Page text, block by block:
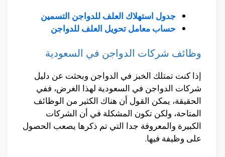
جدول استهلاك العلف للدواجن التسمين
حساب معامل تحويل العلف للدواجن
وظائف شركات الدواجن في السعودية
إذا كنت تمتلك الخبز في الدواجن وبحثت عن دليل
شركات الدواجن في السعودية لهذا الغرض، ففي
الحقيقة، يمكن القول أن هناك الكثير من الوظائف
المتاحة، ولكن تكون المشكلة في أن الشركات
الكبيرة والمعروفة جدا التي تم ذكرها يصعب الحصول
على وظيفة فيها.